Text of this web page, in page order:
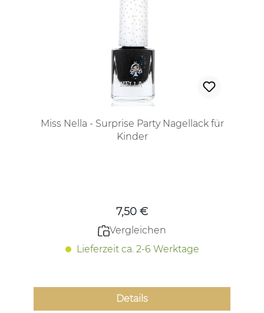
Miss Nella - Surprise Party Nagellack für
Kinder
7,50 €
Vergleichen
Lieferzeit ca. 2-6 Werktage
Details